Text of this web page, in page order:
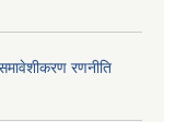
रणनीति